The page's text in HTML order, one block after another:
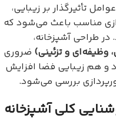
تأثیرگذار بر زیبایی،
مناسب باعث می‌شود که
طراحی آشپزخانه،
وظیفه‌ای و تزئینی) ضروری
و هم زیبایی فضا افزایش
بررسی می‌شود.
کلی آشپزخانه